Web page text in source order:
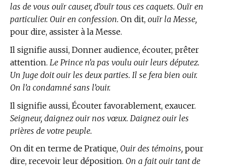
las de vous ouïr causer, d’ouïr tous ces caquets. Ouïr en
particulier. Ouir en confession. On dit, ouïr la Messe,
pour dire, assister à la Messe.
Il signifie aussi, Donner audience, écouter, prêter
attention. Le Prince n’a pas voulu ouir leurs députez.
Un Juge doit ouir les deux parties. Il se fera bien ouir.
On l’a condamné sans l’ouir.
Il signifie aussi, Écouter favorablement, exaucer.
Seigneur, daignez ouir nos vœux. Daignez ouir les
prières de votre peuple.
On dit en terme de Pratique, Ouir des témoins, pour
dire, recevoir leur déposition. On a fait ouir tant de